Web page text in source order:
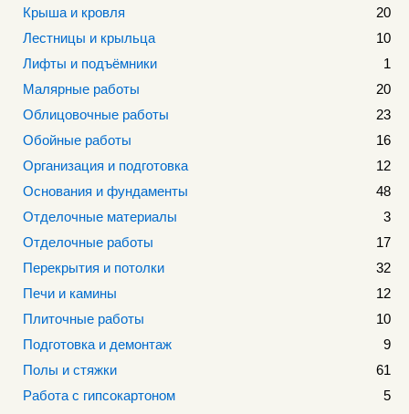
Крыша и кровля
20
Лестницы и крыльца
10
Лифты и подъёмники
1
Малярные работы
20
Облицовочные работы
23
Обойные работы
16
Организация и подготовка
12
Основания и фундаменты
48
Отделочные материалы
3
Отделочные работы
17
Перекрытия и потолки
32
Печи и камины
12
Плиточные работы
10
Подготовка и демонтаж
9
Полы и стяжки
61
Работа с гипсокартоном
5